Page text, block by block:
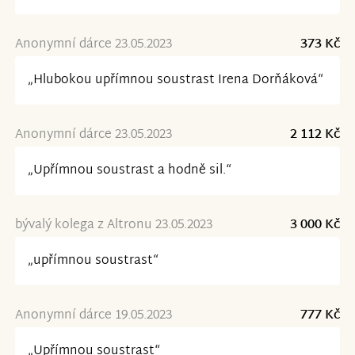
Anonymní dárce 23.05.2023
373 Kč
„Hlubokou upřímnou soustrast Irena Dorňáková“
Anonymní dárce 23.05.2023
2 112 Kč
„Upřímnou soustrast a hodně sil.“
bývalý kolega z Altronu 23.05.2023
3 000 Kč
„upřímnou soustrast“
Anonymní dárce 19.05.2023
777 Kč